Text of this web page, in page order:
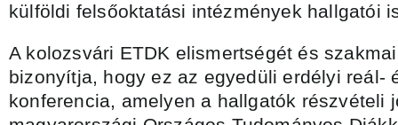
külföldi felsőoktatási intézmények hallgatói
A kolozsvári ETDK elismertségét és
bizonyítja, hogy ez az egyedüli erdélyi reál-
konferencia, amelyen a hallgatók részvételi